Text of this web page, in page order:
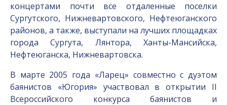
концертами почти все отдаленные поселки
Сургутского, Нижневартовского, Нефтеюганского
районов, а также, выступали на лучших площадках
города Сургута, Лянтора, Ханты-Мансийска,
Нефтеюганска, Нижневартовска.
В марте 2005 года «Ларец» совместно с дуэтом
баянистов «Югория» участвовал в открытии II
Всероссийского конкурса баянистов и